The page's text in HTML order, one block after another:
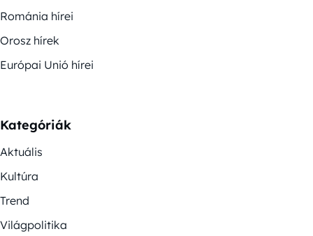
Románia hírei
Orosz hírek
Európai Unió hírei
Kategóriák
Aktuális
Kultúra
Trend
Világpolitika